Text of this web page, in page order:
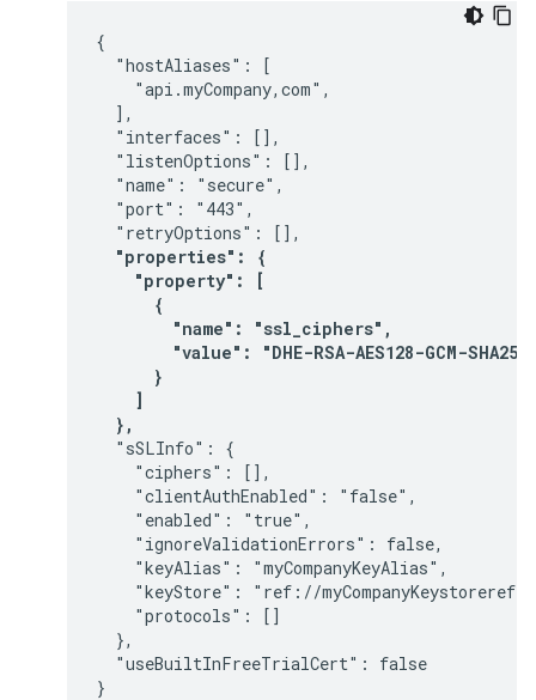
{
  "hostAliases": [
    "api.myCompany,com",
  ],
  "interfaces": [],
  "listenOptions": [],
  "name": "secure",
  "port": "443",
  "retryOptions": [],
  "properties": {
    "property": [
      {
        "name": "ssl_ciphers",
"value": "DHE-RSA-AES128-GCM-
      }
    ]
  },
  "sSLInfo": {
    "ciphers": [],
    "clientAuthEnabled": "false",
    "enabled": "true",
    "ignoreValidationErrors": false,
    "keyAlias": "myCompanyKeyAlias",
    "keyStore": "ref://myCompanyKeystoreref",
    "protocols": []
  },
  "useBuiltInFreeTrialCert": false
}